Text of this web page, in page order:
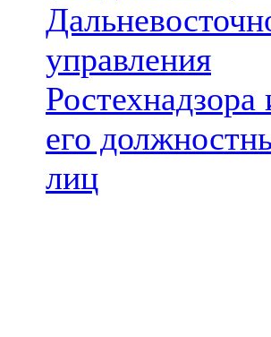
управления
Ростехнадзора
его
лиц